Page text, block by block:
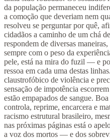
da população permaneceu
a comoção que deveriam nem
resolveu se perguntar por quê,
cidadãos a caminho de um chá
respondem de diversas
sempre com o peso da
pele, está na mira do fuzil — e
ressoa em cada uma destas
claustrofóbico de violência e
sensação de impotência
estão empapados de sangue.
controla, reprime, encarcera e
racismo estrutural brasileiro,
nas próximas páginas está o
a voz dos mortos — e dos